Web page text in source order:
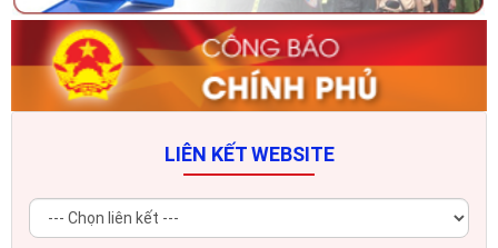
LIÊN KẾT WEBSITE